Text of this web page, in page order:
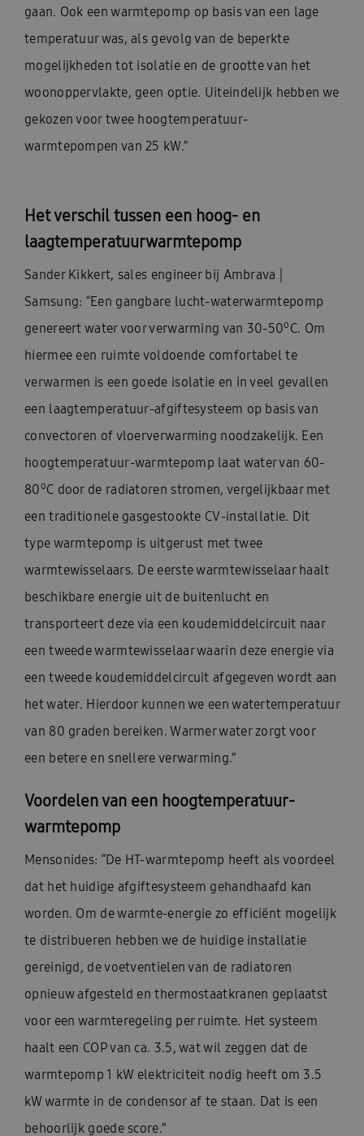
gaan. Ook een warmtepomp op basis van een lage
temperatuur was, als gevolg van de beperkte
mogelijkheden tot isolatie en de grootte van het
woonoppervlakte, geen optie. Uiteindelijk hebben we
gekozen voor twee hoogtemperatuur-
warmtepompen van 25 kW.”
Het verschil tussen een hoog- en
laagtemperatuurwarmtepomp
Sander Kikkert, sales engineer bij Ambrava |
Samsung: “Een gangbare lucht-waterwarmtepomp
genereert water voor verwarming van 30-50oC. Om
hiermee een ruimte voldoende comfortabel te
verwarmen is een goede isolatie en in veel gevallen
een laagtemperatuur-afgiftesysteem op basis van
convectoren of vloerverwarming noodzakelijk. Een
hoogtemperatuur-warmtepomp laat water van 60-
80oC door de radiatoren stromen, vergelijkbaar met
een traditionele gasgestookte CV-installatie. Dit
type warmtepomp is uitgerust met twee
warmtewisselaars. De eerste warmtewisselaar haalt
beschikbare energie uit de buitenlucht en
transporteert deze via een koudemiddelcircuit naar
een tweede warmtewisselaar waarin deze energie via
een tweede koudemiddelcircuit afgegeven wordt aan
het water. Hierdoor kunnen we een watertemperatuur
van 80 graden bereiken. Warmer water zorgt voor
een betere en snellere verwarming.”
Voordelen van een hoogtemperatuur-
warmtepomp
Mensonides: “De HT-warmtepomp heeft als voordeel
dat het huidige afgiftesysteem gehandhaafd kan
worden. Om de warmte-energie zo efficiënt mogelijk
te distribueren hebben we de huidige installatie
gereinigd, de voetventielen van de radiatoren
opnieuw afgesteld en thermostaatkranen geplaatst
voor een warmteregeling per ruimte. Het systeem
haalt een COP van ca. 3.5, wat wil zeggen dat de
warmtepomp 1 kW elektriciteit nodig heeft om 3.5
kW warmte in de condensor af te staan. Dat is een
behoorlijk goede score.”